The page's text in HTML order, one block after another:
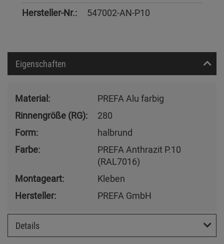
Hersteller-Nr.: 547002-AN-P10
Eigenschaften
Material:
PREFA Alu farbig
Rinnengröße (RG):
280
Form:
halbrund
Farbe:
PREFA Anthrazit P.10
(RAL7016)
Montageart:
Kleben
Hersteller:
PREFA GmbH
Details